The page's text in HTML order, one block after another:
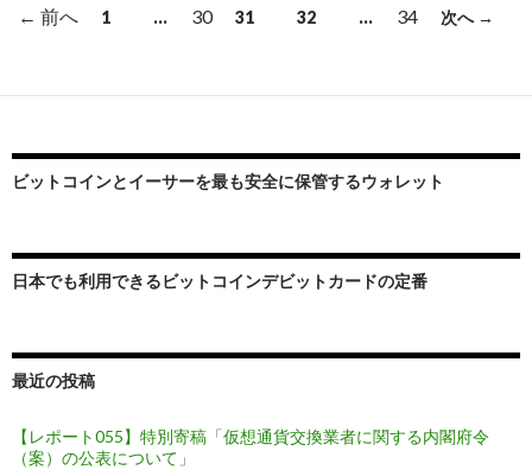
稿
ビ
ー
ョ
ン
← 前へ 1 … 30 31 32 … 34 次へ →
ビットコインとイーサーを最も安全に保管するウォレット
日本でも利用できるビットコインデビットカードの定番
最近の投稿
【レポート055】特別寄稿「仮想通貨交換業者に関する内閣府令
（案）の公表について」